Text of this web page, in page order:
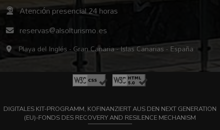
Atención presencial 24 horas
reservas@alsolturismo.es
Playa del Inglés - Gran Canaria - Islas Canarias - España
DIGITALES KIT-PROGRAMM, KOFINANZIERT AUS DEN NEXT GENERATION
(EU)-FONDS DES RECOVERY AND RESILENCE MECHANISM